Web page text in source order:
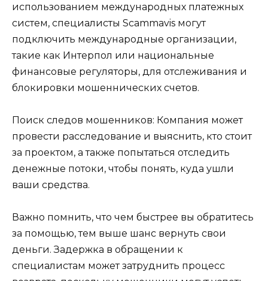
использованием международных платежных
систем, специалисты Scammavis могут
подключить международные организации,
такие как Интерпол или национальные
финансовые регуляторы, для отслеживания и
блокировки мошеннических счетов.
Поиск следов мошенников: Компания может
провести расследование и выяснить, кто стоит
за проектом, а также попытаться отследить
денежные потоки, чтобы понять, куда ушли
ваши средства.
Важно помнить, что чем быстрее вы обратитесь
за помощью, тем выше шанс вернуть свои
деньги. Задержка в обращении к
специалистам может затруднить процесс